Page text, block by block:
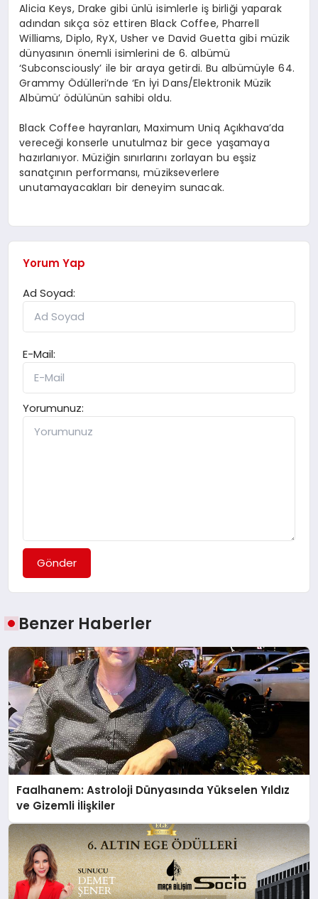
Alicia Keys, Drake gibi ünlü isimlerle iş birliği yaparak
adından sıkça söz ettiren Black Coffee, Pharrell
Williams, Diplo, RyX, Usher ve David Guetta gibi müzik
dünyasının önemli isimlerini de 6. albümü
‘Subconsciously’ ile bir araya getirdi. Bu albümüyle 64.
Grammy Ödülleri’nde ‘En İyi Dans/Elektronik Müzik
Albümü’ ödülünün sahibi oldu.
Black Coffee hayranları, Maximum Uniq Açıkhava’da
vereceği konserle unutulmaz bir gece yaşamaya
hazırlanıyor. Müziğin sınırlarını zorlayan bu eşsiz
sanatçının performansı, müzikseverlere
unutamayacakları bir deneyim sunacak.
Yorum Yap
Ad Soyad:
E-Mail:
Yorumunuz:
Gönder
Benzer Haberler
Faalhanem: Astroloji Dünyasında Yükselen Yıldız
ve Gizemli İlişkiler